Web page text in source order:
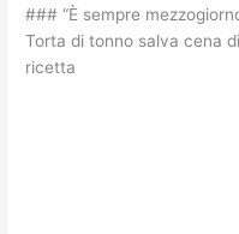
### “È sempre
Torta di tonno salva cena
ricetta